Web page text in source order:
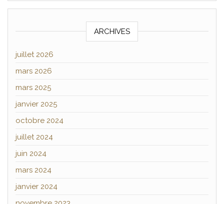
ARCHIVES
juillet 2026
mars 2026
mars 2025
janvier 2025
octobre 2024
juillet 2024
juin 2024
mars 2024
janvier 2024